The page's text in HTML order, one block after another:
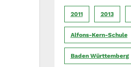
2011 2013
Alfons-Kern-Schule
Baden Württemberg